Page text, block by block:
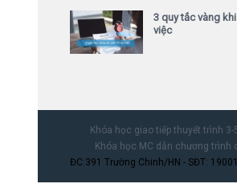
3 quy tắc vàng
việc
Khóa học giao tiếp thuyết trình 3-
Khóa học MC dẫn chương trình
ĐC:391 Trường Chinh/HN - SĐT: